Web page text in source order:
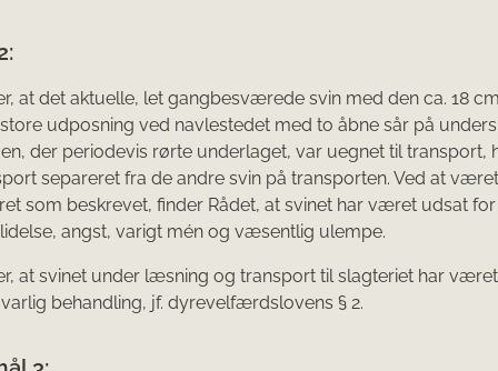
at det aktuelle, let gangbesværede svin med den ca. 18
udposning ved navlestedet med to åbne sår på
der periodevis rørte underlaget, var uegnet til transport,
separeret fra de andre svin på transporten. Ved at
som beskrevet, finder Rådet, at svinet har været udsat
angst, varigt mén og væsentlig ulempe.
at svinet under læsning og transport til slagteriet har
behandling, jf. dyrevelfærdslovens § 2.